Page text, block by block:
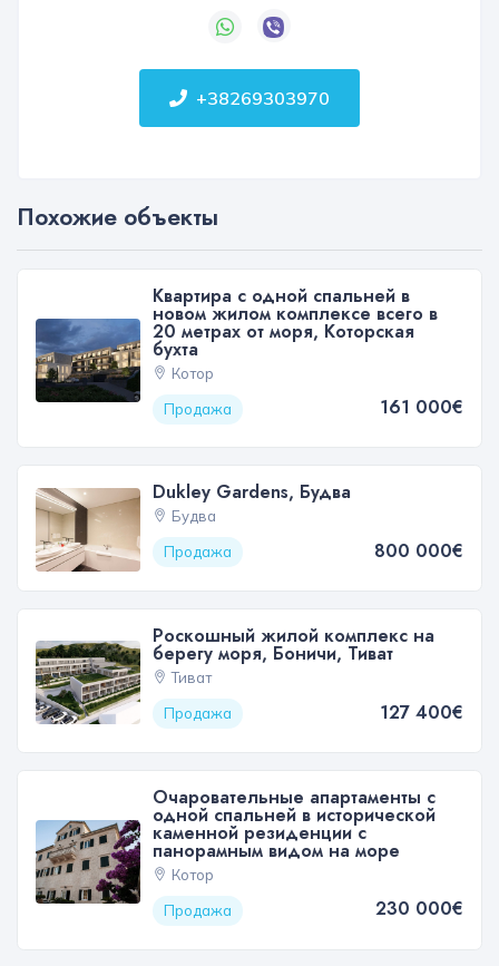
+38269303970
Похожие объекты
Квартира с одной спальней в
новом жилом комплексе всего в
20 метрах от моря, Которская
бухта
Котор
Продажа
161 000€
Dukley Gardens, Будва
Будва
Продажа
800 000€
Роскошный жилой комплекс на
берегу моря, Боничи, Тиват
Тиват
Продажа
127 400€
Очаровательные апартаменты с
одной спальней в исторической
каменной резиденции с
панорамным видом на море
Котор
Продажа
230 000€